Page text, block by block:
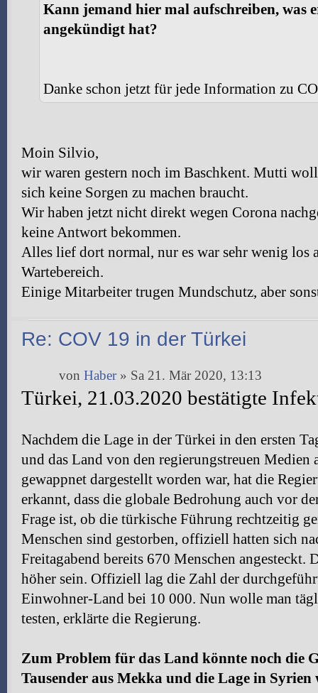
Kann jemand hier mal aufschreiben, was
angekündigt hat?
Danke schon jetzt für jede Information zu
Moin Silvio,
wir waren gestern noch im Baschkent. Mutti
sich keine Sorgen zu machen braucht.
Wir haben jetzt nicht direkt wegen Corona
keine Antwort bekommen.
Alles lief dort normal, nur es war sehr wenig los
Wartebereich.
Einige Mitarbeiter trugen Mundschutz, aber
Re: COV 19 in der Türkei
von Haber» Sa 21. Mär 2020, 13:13
Türkei, 21.03.2020 bestätigte
Nachdem die Lage in der Türkei in den ersten
und das Land von den regierungstreuen Medien
gewappnet dargestellt worden war, hat die
erkannt, dass die globale Bedrohung auch vor
Frage ist, ob die türkische Führung rechtzeitig
Menschen sind gestorben, offiziell hatten sich
Freitagabend bereits 670 Menschen
höher sein. Offiziell lag die Zahl der
Einwohner-Land bei 10 000. Nun wolle man
testen, erklärte die Regierung.
Zum Problem für das Land könnte noch die
Tausender aus Mekka und die Lage in Syrien